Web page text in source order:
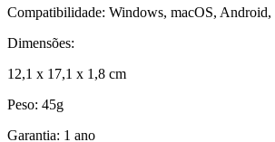
Compatibilidade: Windows, macOS, Android,
Dimensões:
12,1 x 17,1 x 1,8 cm
Peso: 45g
Garantia: 1 ano